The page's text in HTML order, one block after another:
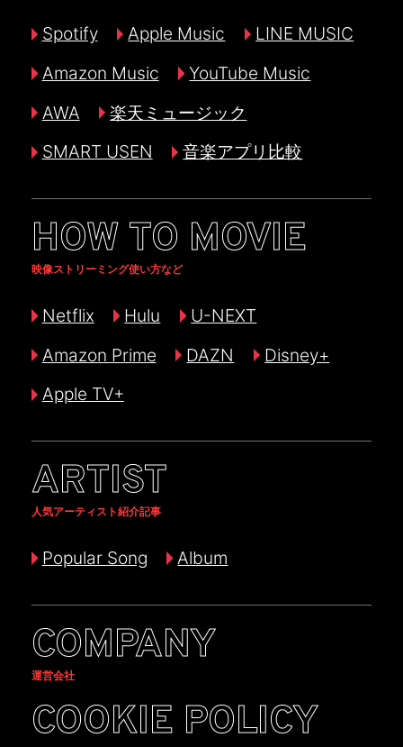
Spotify Apple Music
LINE MUSIC
Amazon Music
YouTube Music
AWA
楽天ミュージック
SMART USEN
音楽アプリ比較
HOW TO MOVIE
映像ストリーミング使い方など
Netflix Hulu
U-NEXT
Amazon Prime
DAZN
Disney+
Apple TV+
ARTIST
人気アーティスト紹介記事
Popular Song Album
COMPANY
運営会社
COOKIE POLICY